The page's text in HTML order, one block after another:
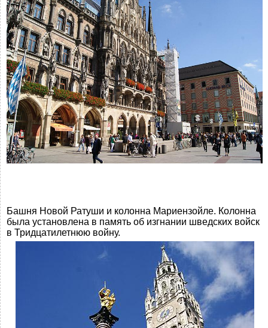
Башня Новой Ратуши и колонна Мариензойле. Колонна
была установлена в память об изгнании шведских войск
в Тридцатилетнюю войну.